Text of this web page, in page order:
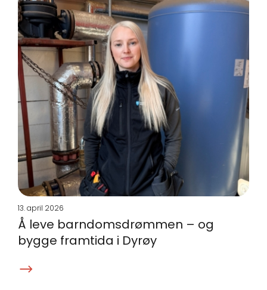
13. april 2026
Å leve barndomsdrømmen – og
bygge framtida i Dyrøy